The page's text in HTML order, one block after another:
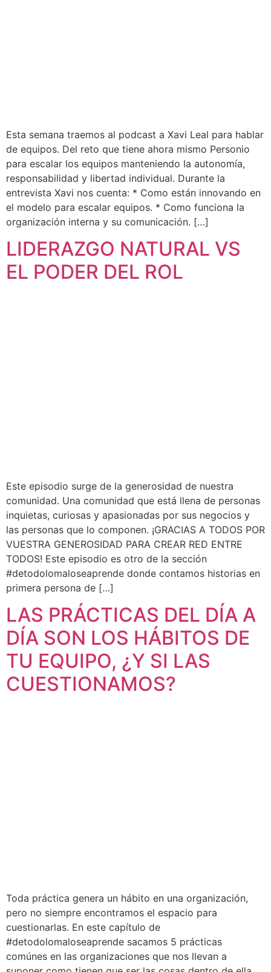
Esta semana traemos al podcast a Xavi Leal para hablar
de equipos. Del reto que tiene ahora mismo Personio
para escalar los equipos manteniendo la autonomía,
responsabilidad y libertad individual. Durante la
entrevista Xavi nos cuenta: * Como están innovando en
el modelo para escalar equipos. * Como funciona la
organización interna y su comunicación. […]
LIDERAZGO NATURAL VS
EL PODER DEL ROL
Este episodio surge de la generosidad de nuestra
comunidad. Una comunidad que está llena de personas
inquietas, curiosas y apasionadas por sus negocios y
las personas que lo componen. ¡GRACIAS A TODOS POR
VUESTRA GENEROSIDAD PARA CREAR RED ENTRE
TODOS! Este episodio es otro de la sección
#detodolomaloseaprende donde contamos historias en
primera persona de […]
LAS PRÁCTICAS DEL DÍA A
DÍA SON LOS HÁBITOS DE
TU EQUIPO, ¿Y SI LAS
CUESTIONAMOS?
Toda práctica genera un hábito en una organización,
pero no siempre encontramos el espacio para
cuestionarlas. En este capítulo de
#detodolomaloseaprende sacamos 5 prácticas
comúnes en las organizaciones que nos llevan a